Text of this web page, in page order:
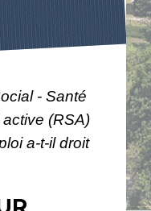
- Santé
(RSA)
a-t-il droit